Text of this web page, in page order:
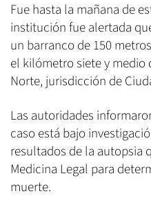
Fue hasta la mañana de
institución fue alertada
un barranco de 150
el kilómetro siete y medio
Norte, jurisdicción de
Las autoridades
caso está bajo
resultados de la autopsia
Medicina Legal para
muerte.